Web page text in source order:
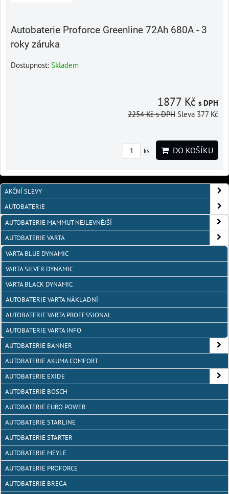
Autobaterie Proforce Greenline 72Ah 680A - 3
roky záruka
Dostupnost: Skladem
1877 Kč s DPH
2254 Kčs DPH Sleva 377 Kč
ks DO KOŠÍKU
AKČNÍ SLEVY
AUTOBATERIE
AUTOBATERIE MAMMUT NEJLEVNĚJŠÍ
AUTOBATERIE VARTA
VARTA BLUE DYNAMIC
VARTA SILVER DYNAMIC
VARTA BLACK DYNAMIC
AUTOBATERIE VARTA NÁKLADNÍ
AUTOBATERIE VARTA PROFESSIONAL
AUTOBATERIE VARTA INFO
AUTOBATERIE BANNER
AUTOBATERIE AKUMA COMFORT
AUTOBATERIE EXIDE
AUTOBATERIE BOSCH
AUTOBATERIE EURO POWER
AUTOBATERIE STARLINE
AUTOBATERIE STARTER
AUTOBATERIE MEYLE
AUTOBATERIE PROFORCE
AUTOBATERIE BREGA